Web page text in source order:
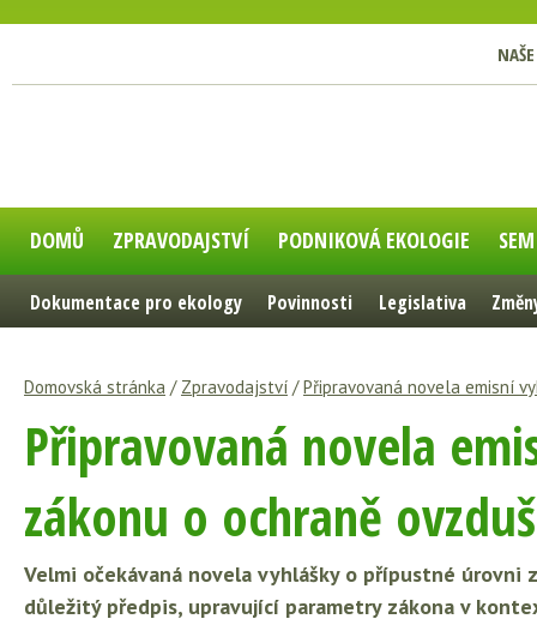
DOMŮ ZPRAVODAJSTVÍ PODNIKOVÁ EKOLOGIE
Dokumentace pro ekology Povinnosti Legislativa
Domovská stránka / Zpravodajství /Připravovaná novela emisní
Připravovaná novela
zákonu o ochraně
Velmi očekávaná novela vyhlášky o přípustné úrovni
důležitý předpis, upravující parametry zákona v